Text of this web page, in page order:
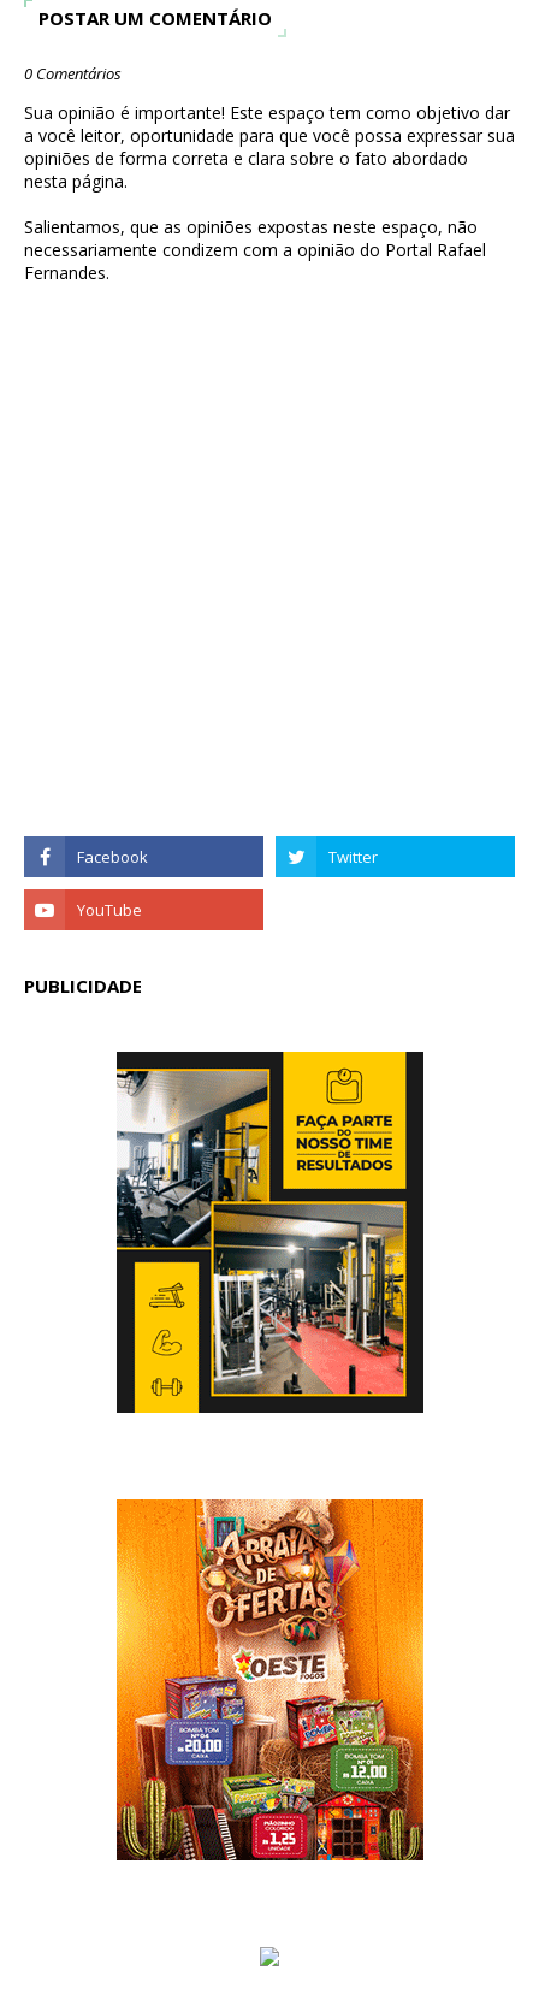
POSTAR UM COMENTÁRIO
0 Comentários
Sua opinião é importante! Este espaço tem como objetivo dar
a você leitor, oportunidade para que você possa expressar sua
opiniões de forma correta e clara sobre o fato abordado
nesta página.
Salientamos, que as opiniões expostas neste espaço, não
necessariamente condizem com a opinião do Portal Rafael
Fernandes.
PUBLICIDADE